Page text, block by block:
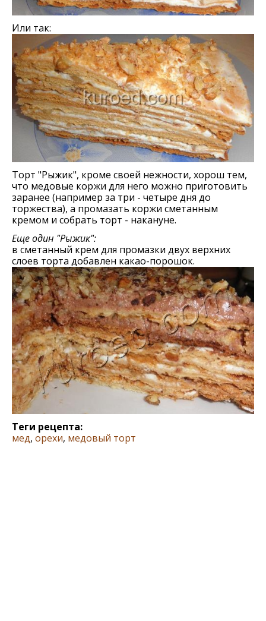
Или так:
Торт "Рыжик", кроме своей нежности, хорош тем,
что медовые коржи для него можно приготовить
заранее (например за три - четыре дня до
торжества), а промазать коржи сметанным
кремом и собрать торт - накануне.
Еще один "Рыжик":
в сметанный крем для промазки двух верхних
слоев торта добавлен какао-порошок.
Теги рецепта:
мед, орехи, медовый торт